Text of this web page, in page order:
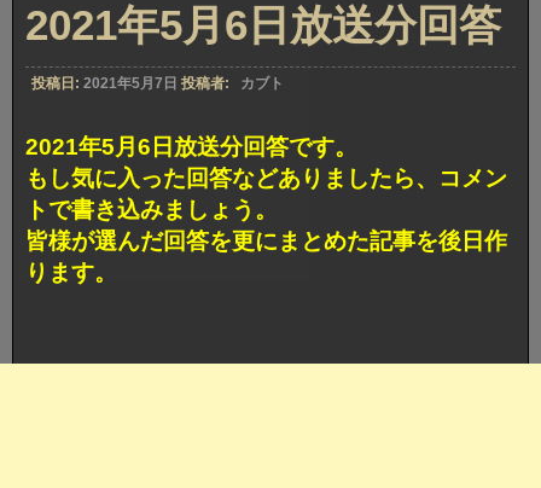
2021年5月6日放送分回答
投稿日: 2021年5月7日 投稿者: カブト
2021年5月6日放送分回答です。
もし気に入った回答などありましたら、コメン
トで書き込みましょう。
皆様が選んだ回答を更にまとめた記事を後日作
ります。